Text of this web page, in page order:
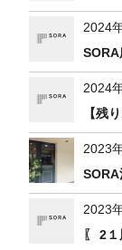
2024
2024
【残
2023
2023
〖 2